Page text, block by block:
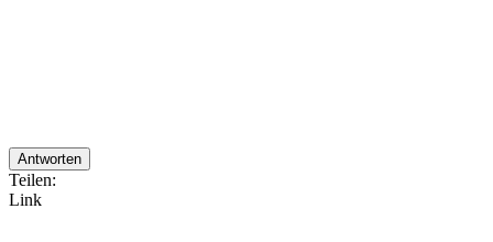
Antworten
Teilen:
Link